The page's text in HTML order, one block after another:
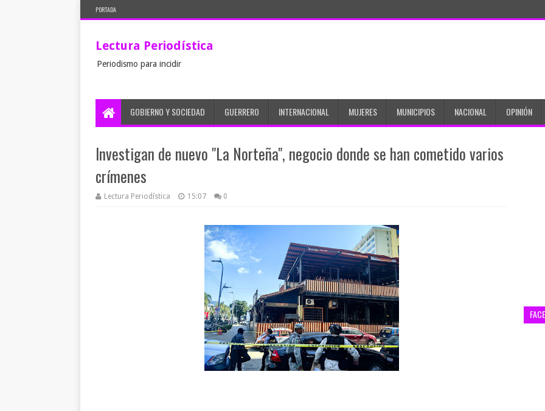
PORTADA
Lectura Periodística
Periodismo para incidir
GOBIERNO Y SOCIEDAD GUERRERO INTERNACIONAL MUJERES MUNICIPIOS NACIONAL OPINIÓN
Investigan de nuevo "La Norteña", negocio donde se han cometido varios
crímenes
Lectura Periodística 15:07 0